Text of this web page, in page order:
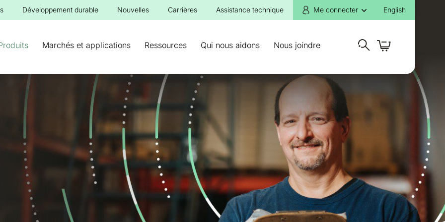
Développement durable Nouvelles Carrières Assistance technique Me connecter English
Marchés et applications Ressources Qui nous aidons Nous joindre